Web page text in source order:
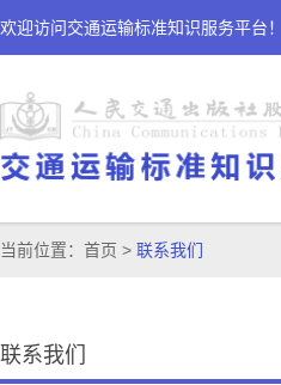
欢迎访问交通运输标准知识服务平台！
当前位置： 首页 > 联系我们
联系我们